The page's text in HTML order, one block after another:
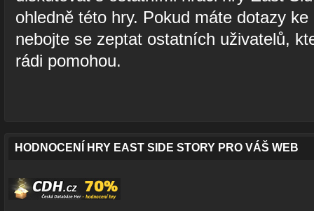
ohledně této hry. Pokud máte dotazy
nebojte se zeptat ostatních uživatelů,
rádi pomohou.
HODNOCENÍ HRY EAST SIDE STORY PRO VÁŠ WEB